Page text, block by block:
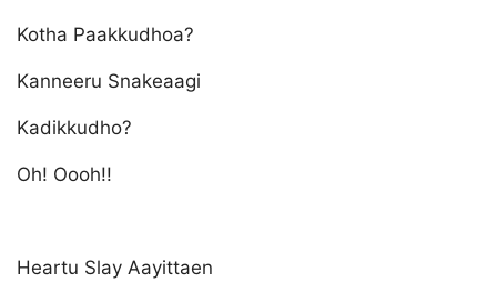
Kotha Paakkudhoa?
Kanneeru Snakeaagi
Kadikkudho?
Oh! Oooh!!
Heartu Slay Aayittaen